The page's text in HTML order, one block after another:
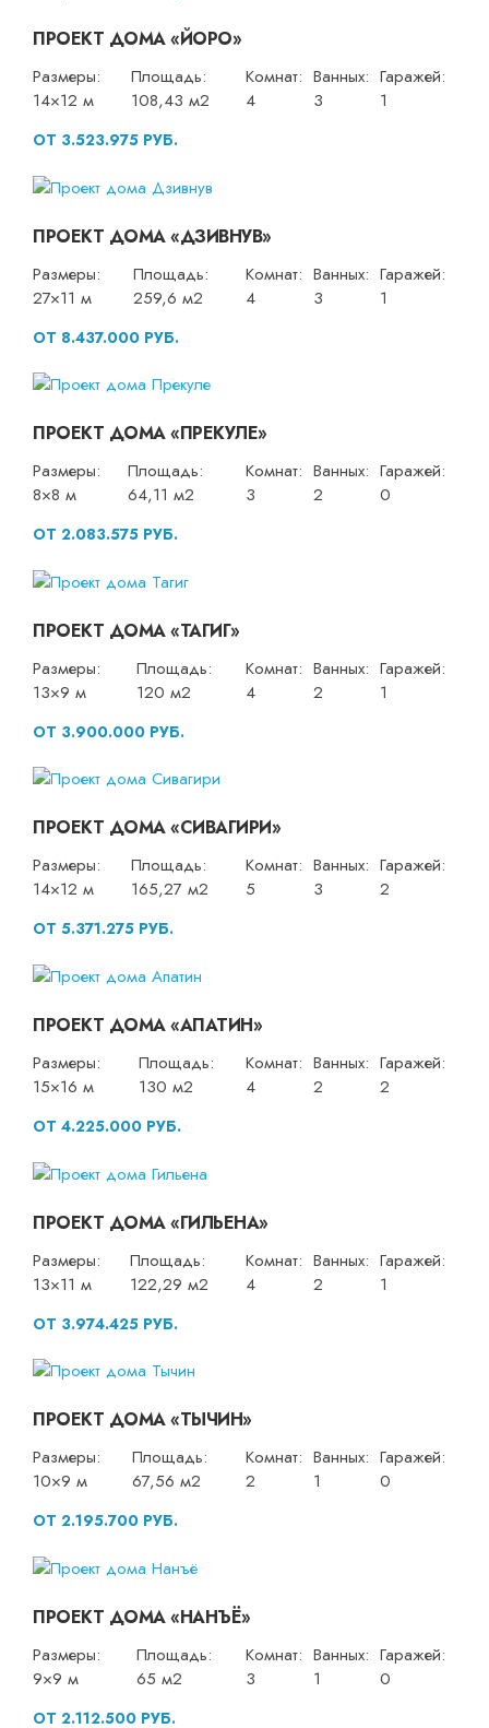
ПРОЕКТ ДОМА «ЙОРО»
Размеры:
14×12 м
Площадь:
108,43 м2
Комнат:
4
Ванных:
3
Гаражей:
1
ОТ 3.523.975 РУБ.
ПРОЕКТ ДОМА «ДЗИВНУВ»
Размеры:
27×11 м
Площадь:
259,6 м2
Комнат:
4
Ванных:
3
Гаражей:
1
ОТ 8.437.000 РУБ.
ПРОЕКТ ДОМА «ПРЕКУЛЕ»
Размеры:
8×8 м
Площадь:
64,11 м2
Комнат:
3
Ванных:
2
Гаражей:
0
ОТ 2.083.575 РУБ.
ПРОЕКТ ДОМА «ТАГИГ»
Размеры:
13×9 м
Площадь:
120 м2
Комнат:
4
Ванных:
2
Гаражей:
1
ОТ 3.900.000 РУБ.
ПРОЕКТ ДОМА «СИВАГИРИ»
Размеры:
14×12 м
Площадь:
165,27 м2
Комнат:
5
Ванных:
3
Гаражей:
2
ОТ 5.371.275 РУБ.
ПРОЕКТ ДОМА «АПАТИН»
Размеры:
15×16 м
Площадь:
130 м2
Комнат:
4
Ванных:
2
Гаражей:
2
ОТ 4.225.000 РУБ.
ПРОЕКТ ДОМА «ГИЛЬЕНА»
Размеры:
13×11 м
Площадь:
122,29 м2
Комнат:
4
Ванных:
2
Гаражей:
1
ОТ 3.974.425 РУБ.
ПРОЕКТ ДОМА «ТЫЧИН»
Размеры:
10×9 м
Площадь:
67,56 м2
Комнат:
2
Ванных:
1
Гаражей:
0
ОТ 2.195.700 РУБ.
ПРОЕКТ ДОМА «НАНЪЁ»
Размеры:
9×9 м
Площадь:
65 м2
Комнат:
3
Ванных:
1
Гаражей:
0
ОТ 2.112.500 РУБ.